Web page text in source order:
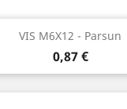
VIS M6X12 - Parsun
Prix
0,87 €